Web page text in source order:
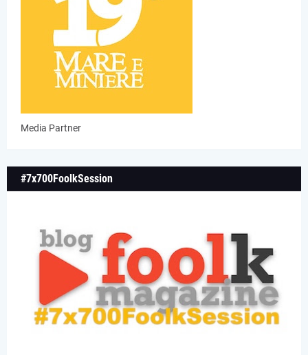
Media Partner
#7x700FoolkSession